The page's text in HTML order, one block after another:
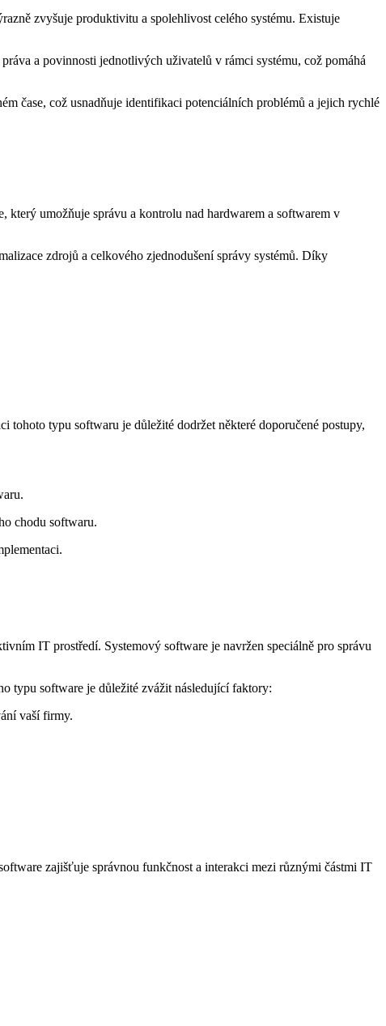
zvyšuje produktivitu a spolehlivost celého systému. Existuje
a povinnosti jednotlivých uživatelů v rámci systému, což pomáhá
čase, což usnadňuje identifikaci potenciálních problémů a jejich rychlé
který umožňuje správu a kontrolu nad hardwarem a softwarem v
zdrojů a celkového zjednodušení správy systémů. Díky
typu softwaru je důležité dodržet některé doporučené postupy,
chodu softwaru.
IT prostředí. Systemový software je navržen speciálně pro správu
typu software je důležité zvážit následující faktory:
vaší firmy.
zajišťuje správnou funkčnost a interakci mezi různými částmi IT